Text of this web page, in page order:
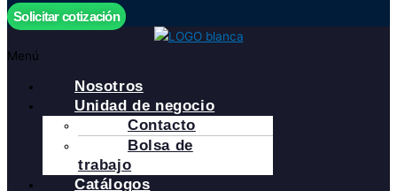
Solicitar cotización
Menú
Nosotros
Unidad de negocio
Contacto
Bolsa de
trabajo
Catálogos